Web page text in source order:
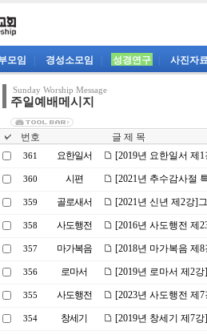
모임 경성소모임 성경연구 사진자
Sunday Worship Message
주일예배메시지
번호 글 제 목
361 요한일서 [2019년 요한일서 제
360 시편 [2021년 추수감사절
359 골로새서 [2021년 신년 제2강]
358 사도행전 [2016년 사도행전 제
357 마가복음 [2018년 마가복음 제
356 로마서 [2019년 로마서 제2
355 사도행전 [2023년 사도행전 제
354 창세기 [2019년 창세기 제7